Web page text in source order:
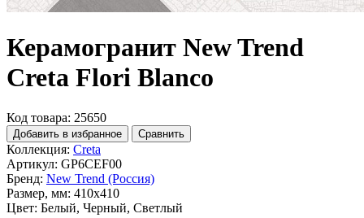
Керамогранит New Trend
Creta Flori Blanco
Код товара: 25650
Добавить в избранное Сравнить
Коллекция: Creta
Артикул: GP6CEF00
Бренд: New Trend (Россия)
Размер, мм: 410x410
Цвет: Белый, Черный, Светлый